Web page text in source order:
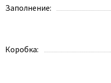
Заполнение:
Коробка: